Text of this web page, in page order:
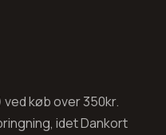
køb over 350kr.
idet Dankort